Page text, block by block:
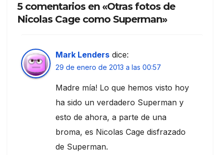
5 comentarios en «Otras fotos de
Nicolas Cage como Superman»
Mark Lenders dice:
29 de enero de 2013 a las 00:57
Madre mía! Lo que hemos visto hoy
ha sido un verdadero Superman y
esto de ahora, a parte de una
broma, es Nicolas Cage disfrazado
de Superman.